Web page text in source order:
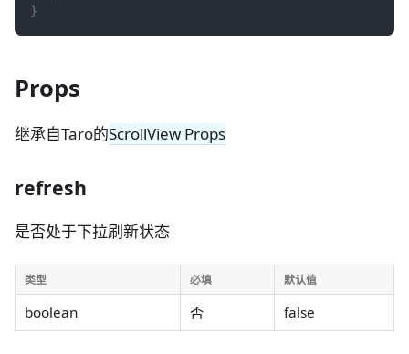
}
Props
继承自Taro的ScrollView Props
refresh
是否处于下拉刷新状态
类型 必填 默认值
boolean 否 false